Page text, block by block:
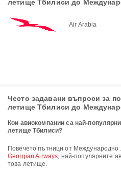
летище Тбилиси до
Air Arabia
Често задавани въпроси за
летище Тбилиси до
Кои авиокомпании са най-
летище Тбилиси?
Повечето пътници от
Georgian Airways, най-популярните
това летище.